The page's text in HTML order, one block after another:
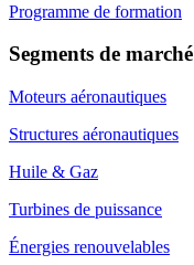
Programme de formation
Segments de marché
Moteurs aéronautiques
Structures aéronautiques
Huile & Gaz
Turbines de puissance
Énergies renouvelables